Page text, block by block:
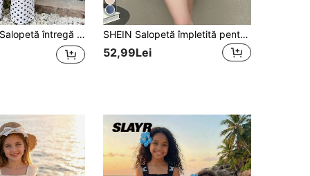
Salopetă întregă cu bază bej, imprimată cu plante tropicale verde închis și modele cu papagali, plină de stil de vacanță. Design cu decolteu pătrat și spate gol, asociat cu o fundă mare de aceeași culoare, jucăuș și rafinat; mâneci mici fluturante care modifică linia umerilor, talie înaltă și crac croială largă, relaxată și casual, combinând prospețimea cu o atmosferă leneșă, foarte potrivită pentru plajă sau ieșiri de vară. SHEIN Salopetă împletită pentru fete, casual șic, fără mâneci, de culoare uni
52,99Lei